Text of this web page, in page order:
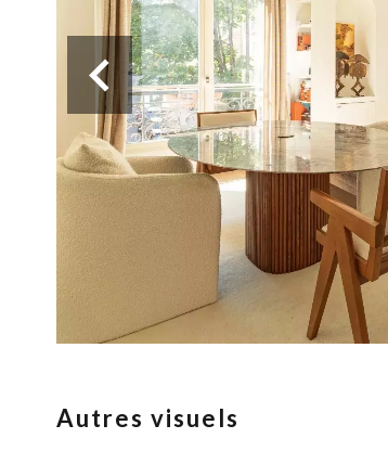
Autres visuels